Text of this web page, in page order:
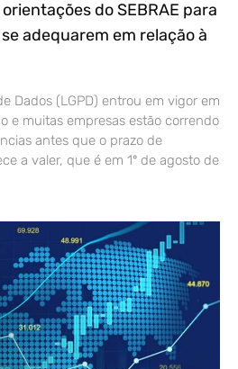
do SEBRAE para
adequarem em relação à
Dados (LGPD) entrou em vigor em
e muitas empresas estão correndo
antes que o prazo de
a valer, que é em 1º de agosto de